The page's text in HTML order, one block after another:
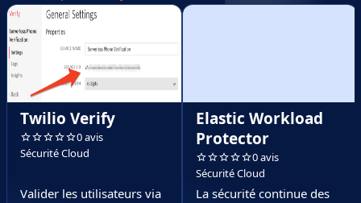
Twilio Verify
0 avis
Sécurité Cloud
Valider les utilisateurs via
Elastic Workload
Protector
0 avis
Sécurité Cloud
La sécurité continue des